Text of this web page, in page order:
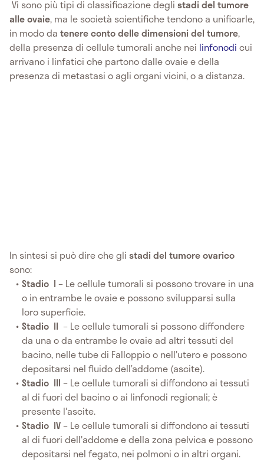
Vi sono più tipi di classificazione degli stadi del tumore
alle ovaie, ma le società scientifiche tendono a unificarle,
in modo da tenere conto delle dimensioni del tumore,
della presenza di cellule tumorali anche nei linfonodi cui
arrivano i linfatici che partono dalle ovaie e della
presenza di metastasi o agli organi vicini, o a distanza.
In sintesi si può dire che gli stadi del tumore ovarico
sono:
Stadio I– Le cellule tumorali si possono trovare in una
o in entrambe le ovaie e possono svilupparsi sulla
loro superficie.
Stadio II– Le cellule tumorali si possono diffondere
da una o da entrambe le ovaie ad altri tessuti del
bacino, nelle tube di Falloppio o nell'utero e possono
depositarsi nel fluido dell’addome (ascite).
Stadio III– Le cellule tumorali si diffondono ai tessuti
al di fuori del bacino o ai linfonodi regionali; è
presente l'ascite.
Stadio IV– Le cellule tumorali si diffondono ai tessuti
al di fuori dell'addome e della zona pelvica e possono
depositarsi nel fegato, nei polmoni o in altri organi.